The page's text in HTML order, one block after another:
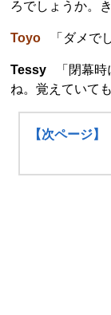
ろでしょうか。
Toyo 「ダメで
Tessy 「閉幕時
ね。覚えていて
【次ページ